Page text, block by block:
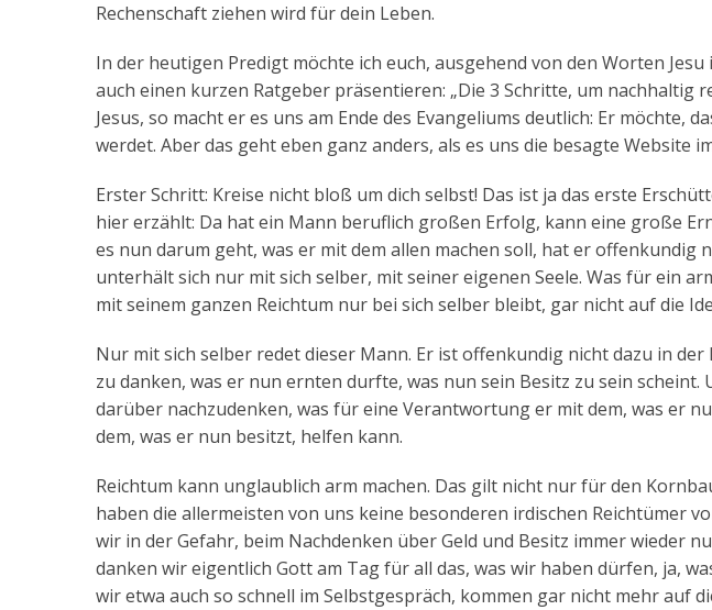
Rechenschaft ziehen wird für dein Leben.
In der heutigen Predigt möchte ich euch, ausgehend von den Worten
auch einen kurzen Ratgeber präsentieren: „Die 3 Schritte, um nachhaltig
Jesus, so macht er es uns am Ende des Evangeliums deutlich: Er möchte,
werdet. Aber das geht eben ganz anders, als es uns die besagte Website
Erster Schritt: Kreise nicht bloß um dich selbst! Das ist ja das erste
hier erzählt: Da hat ein Mann beruflich großen Erfolg, kann eine große
es nun darum geht, was er mit dem allen machen soll, hat er offenkundig
unterhält sich nur mit sich selber, mit seiner eigenen Seele. Was für ein
mit seinem ganzen Reichtum nur bei sich selber bleibt, gar nicht auf die
Nur mit sich selber redet dieser Mann. Er ist offenkundig nicht dazu in
zu danken, was er nun ernten durfte, was nun sein Besitz zu sein scheint.
darüber nachzudenken, was für eine Verantwortung er mit dem, was er
dem, was er nun besitzt, helfen kann.
Reichtum kann unglaublich arm machen. Das gilt nicht nur für den
haben die allermeisten von uns keine besonderen irdischen Reichtümer
wir in der Gefahr, beim Nachdenken über Geld und Besitz immer wieder
danken wir eigentlich Gott am Tag für all das, was wir haben dürfen, ja,
wir etwa auch so schnell im Selbstgespräch, kommen gar nicht mehr auf